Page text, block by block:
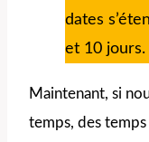
dates
et 10 jours.
Maintenant, si
temps, des